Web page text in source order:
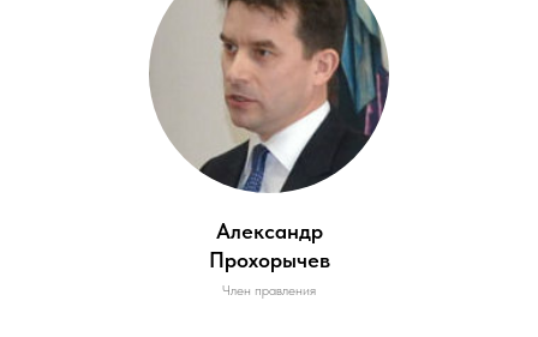
Александр
Прохорычев
Член правления